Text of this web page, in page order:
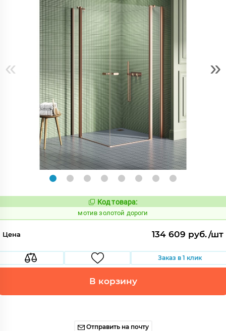
« »
Код:
1035397
Код товара:
мотив золотой дороги
Цена 134 609 руб./шт
Заказ в 1 клик
В корзину
Отправить на почту